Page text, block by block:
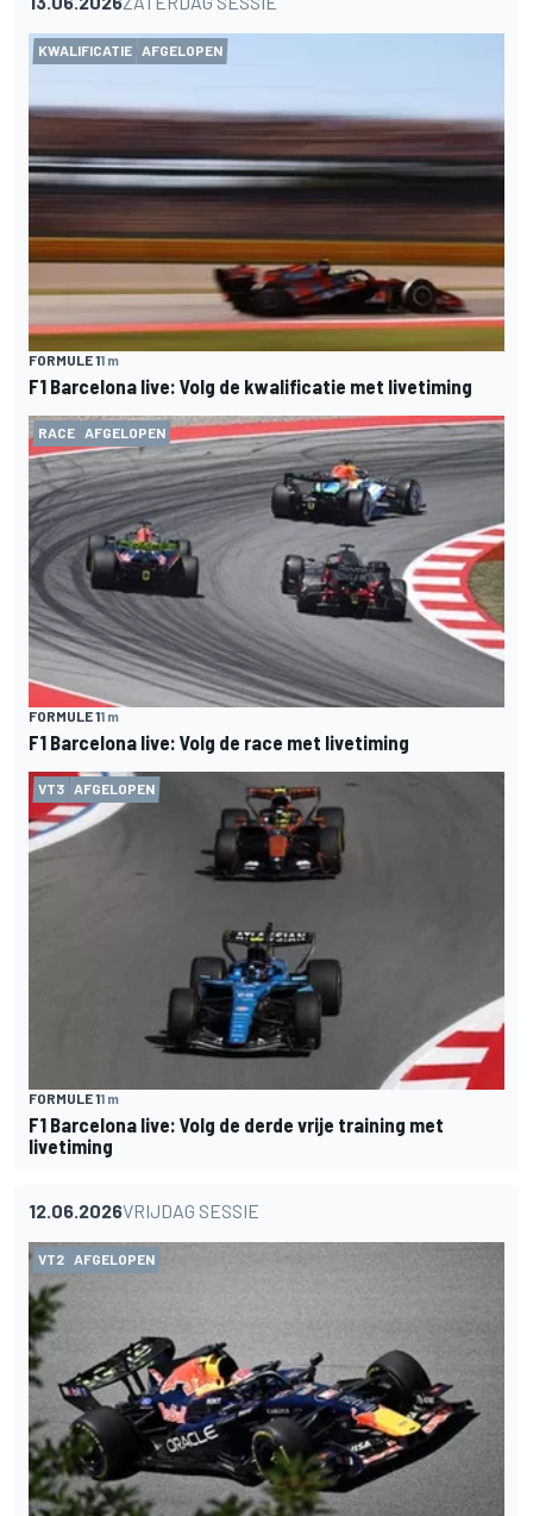
KWALIFICATIE AFGELOPEN
FORMULE 11 m
F1 Barcelona live: Volg de kwalificatie met livetiming
RACE AFGELOPEN
FORMULE 11 m
F1 Barcelona live: Volg de race met livetiming
VT3 AFGELOPEN
FORMULE 11 m
F1 Barcelona live: Volg de derde vrije training met
livetiming
12.06.2026VRIJDAG SESSIE
VT2 AFGELOPEN